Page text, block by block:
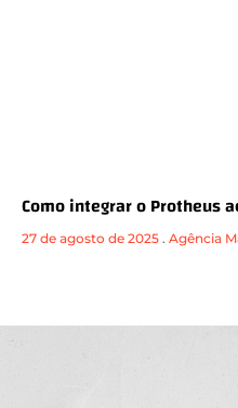
Como integrar o Protheus
27 de agosto de 2025 . Agência